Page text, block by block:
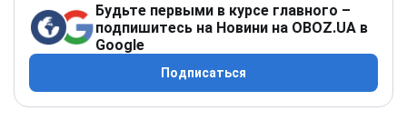
Будьте первыми в курсе главного –
подпишитесь на Новини на OBOZ.UA в
Google
Подписаться